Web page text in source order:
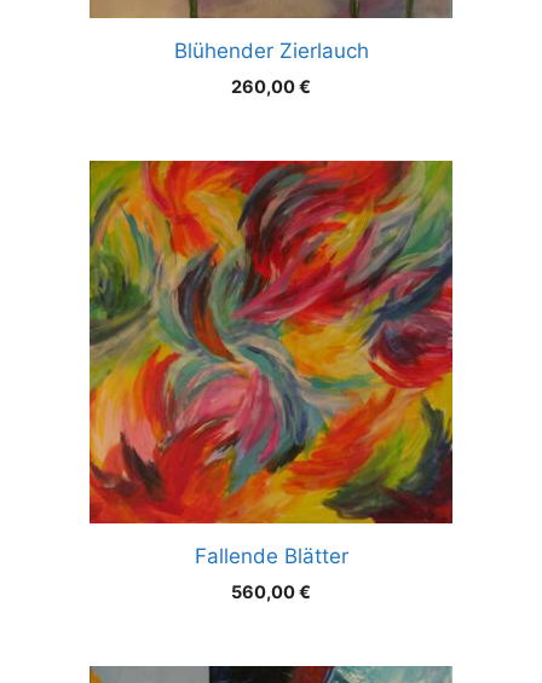
Blühender Zierlauch
260,00€
Fallende Blätter
560,00€